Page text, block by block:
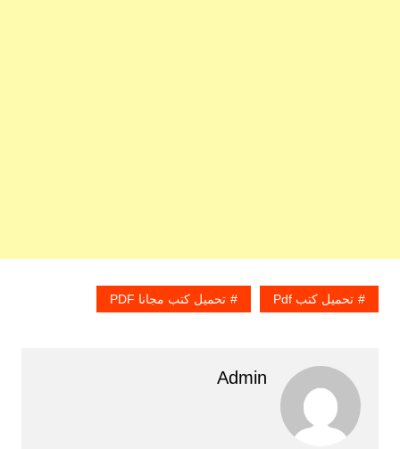
تحميل كتب Pdf تحميل كتب مجانا PDF
Admin